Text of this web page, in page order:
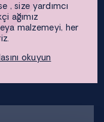
, size yardımcı
ağımız
malzemeyi, her
okuyun